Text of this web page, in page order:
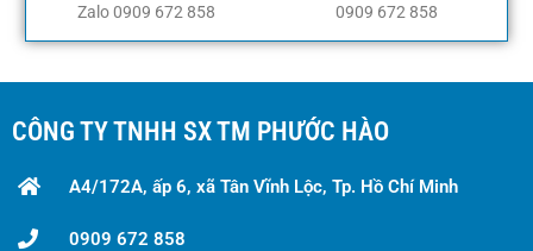
Zalo 0909 672 858 0909 672 858
CÔNG TY TNHH SX TM PHƯỚC HÀO
A4/172A, ấp 6, xã Tân Vĩnh Lộc, Tp. Hồ Chí Minh
0909 672 858